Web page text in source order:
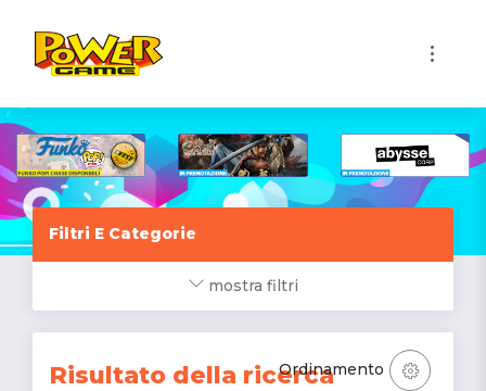
Filtri E Categorie
mostra filtri
Risultato della ricerca
Ordinamento